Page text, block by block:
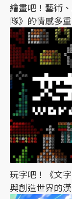
繪畫吧！藝術
隊》的情感多
玩字吧！《文
與創造世界的